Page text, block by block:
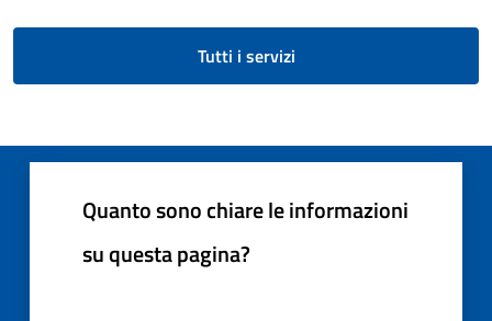
Tutti i servizi
Quanto sono chiare le informazioni
su questa pagina?